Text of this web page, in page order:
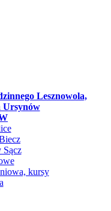
Lesznowola,
Ursynów
Sącz
kursy